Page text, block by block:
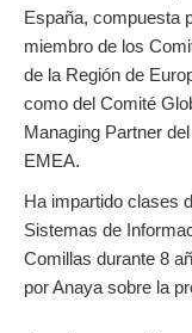
España, compuesta
miembro de los
de la Región de
como del Comité
Managing Partner
EMEA.
Ha impartido clases
Sistemas de
Comillas durante 8
por Anaya sobre la